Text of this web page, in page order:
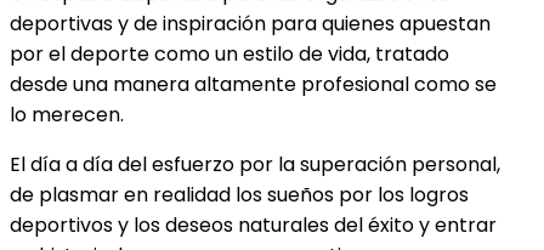
deportivas y de inspiración para quienes apuestan
por el deporte como un estilo de vida, tratado
desde una manera altamente profesional como se
lo merecen.
El día a día del esfuerzo por la superación personal,
de plasmar en realidad los sueños por los logros
deportivos y los deseos naturales del éxito y entrar